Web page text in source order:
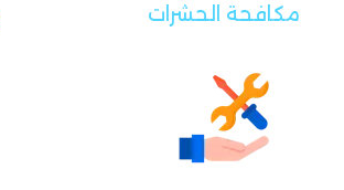
مكافحة الحشرات